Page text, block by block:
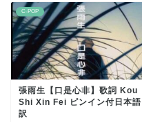
C-POP
張雨生【口是心非】歌詞 Kou
Shi Xin Fei ピンイン付日本語
訳